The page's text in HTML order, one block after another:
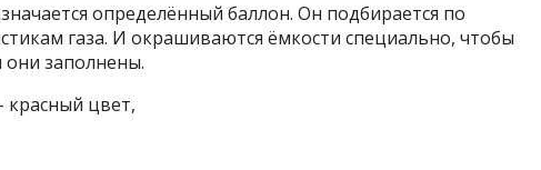
определённый баллон. Он подбирается по
газа. И окрашиваются ёмкости специально, чтобы
они заполнены.
красный цвет,